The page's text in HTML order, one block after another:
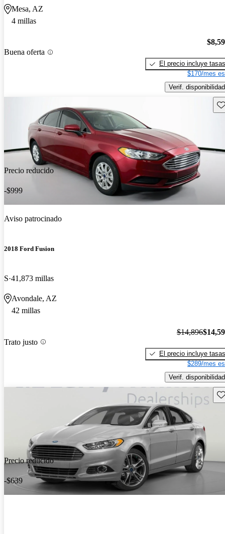
Mesa, AZ
4 millas
Buena oferta
El precio incluye tasas
$170/mes
Verif. disponibilidad
Precio reducido
-$999
Aviso patrocinado
2018 Ford Fusion
S 41,873 millas
Avondale, AZ
42 millas
Trato justo
$14,896
El precio incluye tasas
$289/mes
Verif. disponibilidad
Precio reducido
-$639